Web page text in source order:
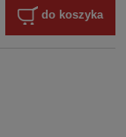
do koszyka